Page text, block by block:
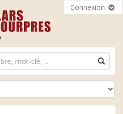
Connexion